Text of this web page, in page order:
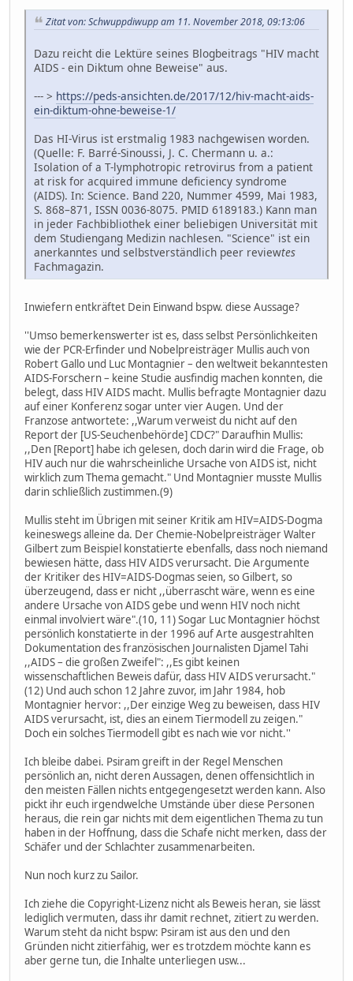
Zitat von: Schwuppdiwupp am 11. November 2018, 09:13:06
Dazu reicht die Lektüre seines Blogbeitrags "HIV macht
AIDS - ein Diktum ohne Beweise" aus.
--- > https://peds-ansichten.de/2017/12/hiv-macht-aids-
ein-diktum-ohne-beweise-1/
Das HI-Virus ist erstmalig 1983 nachgewisen worden.
(Quelle: F. Barré-Sinoussi, J. C. Chermann u. a.:
Isolation of a T-lymphotropic retrovirus from a patient
at risk for acquired immune deficiency syndrome
(AIDS). In: Science. Band 220, Nummer 4599, Mai 1983,
S. 868–871, ISSN 0036-8075. PMID 6189183.) Kann man
in jeder Fachbibliothek einer beliebigen Universität mit
dem Studiengang Medizin nachlesen. "Science" ist ein
anerkanntes und selbstverständlich peer reviewtes
Fachmagazin.
Inwiefern entkräftet Dein Einwand bspw. diese Aussage?
''Umso bemerkenswerter ist es, dass selbst Persönlichkeiten
wie der PCR-Erfinder und Nobelpreisträger Mullis auch von
Robert Gallo und Luc Montagnier – den weltweit bekanntesten
AIDS-Forschern – keine Studie ausfindig machen konnten, die
belegt, dass HIV AIDS macht. Mullis befragte Montagnier dazu
auf einer Konferenz sogar unter vier Augen. Und der
Franzose antwortete: ,,Warum verweist du nicht auf den
Report der [US-Seuchenbehörde] CDC?" Daraufhin Mullis:
,,Den [Report] habe ich gelesen, doch darin wird die Frage, ob
HIV auch nur die wahrscheinliche Ursache von AIDS ist, nicht
wirklich zum Thema gemacht." Und Montagnier musste Mullis
darin schließlich zustimmen.(9)
Mullis steht im Übrigen mit seiner Kritik am HIV=AIDS-Dogma
keineswegs alleine da. Der Chemie-Nobelpreisträger Walter
Gilbert zum Beispiel konstatierte ebenfalls, dass noch niemand
bewiesen hätte, dass HIV AIDS verursacht. Die Argumente
der Kritiker des HIV=AIDS-Dogmas seien, so Gilbert, so
überzeugend, dass er nicht ,,überrascht wäre, wenn es eine
andere Ursache von AIDS gebe und wenn HIV noch nicht
einmal involviert wäre".(10, 11) Sogar Luc Montagnier höchst
persönlich konstatierte in der 1996 auf Arte ausgestrahlten
Dokumentation des französischen Journalisten Djamel Tahi
,,AIDS – die großen Zweifel": ,,Es gibt keinen
wissenschaftlichen Beweis dafür, dass HIV AIDS verursacht."
(12) Und auch schon 12 Jahre zuvor, im Jahr 1984, hob
Montagnier hervor: ,,Der einzige Weg zu beweisen, dass HIV
AIDS verursacht, ist, dies an einem Tiermodell zu zeigen."
Doch ein solches Tiermodell gibt es nach wie vor nicht.''
Ich bleibe dabei. Psiram greift in der Regel Menschen
persönlich an, nicht deren Aussagen, denen offensichtlich in
den meisten Fällen nichts entgegengesetzt werden kann. Also
pickt ihr euch irgendwelche Umstände über diese Personen
heraus, die rein gar nichts mit dem eigentlichen Thema zu tun
haben in der Hoffnung, dass die Schafe nicht merken, dass der
Schäfer und der Schlachter zusammenarbeiten.
Nun noch kurz zu Sailor.
Ich ziehe die Copyright-Lizenz nicht als Beweis heran, sie lässt
lediglich vermuten, dass ihr damit rechnet, zitiert zu werden.
Warum steht da nicht bspw: Psiram ist aus den und den
Gründen nicht zitierfähig, wer es trotzdem möchte kann es
aber gerne tun, die Inhalte unterliegen usw...